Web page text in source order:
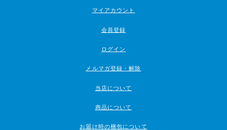
マイアカウント
会員登録
ログイン
メルマガ登録・解除
当店について
商品について
お届け時の梱包について